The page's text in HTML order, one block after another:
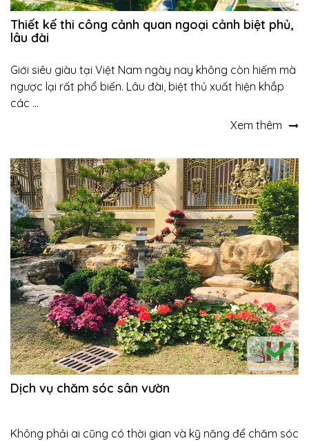
Thiết kế thi công cảnh quan ngoại cảnh biệt phủ,
lâu đài
Giới siêu giàu tại Việt Nam ngày nay không còn hiếm mà
ngược lại rất phổ biến. Lâu đài, biệt thủ xuất hiện khắp
các ...
Xem thêm
Dịch vụ chăm sóc sân vườn
Không phải ai cũng có thời gian và kỹ năng để chăm sóc